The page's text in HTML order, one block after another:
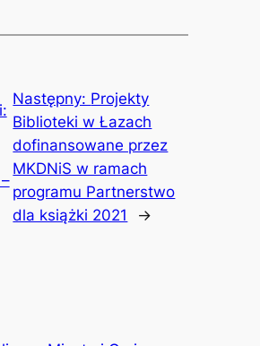
Następny: Projekty
Biblioteki w Łazach
dofinansowane przez
MKDNiS w ramach
programu Partnerstwo
dla książki 2021
→